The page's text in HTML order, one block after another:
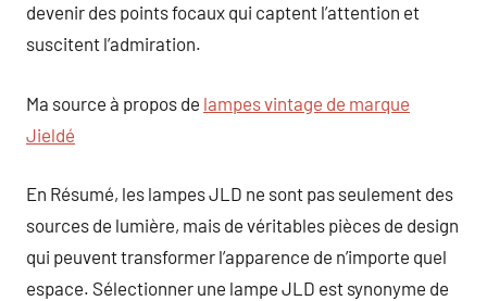
devenir des points focaux qui captent l’attention et
suscitent l’admiration.
Ma source à propos de lampes vintage de marque
Jieldé
En Résumé, les lampes JLD ne sont pas seulement des
sources de lumière, mais de véritables pièces de design
qui peuvent transformer l’apparence de n’importe quel
espace. Sélectionner une lampe JLD est synonyme de